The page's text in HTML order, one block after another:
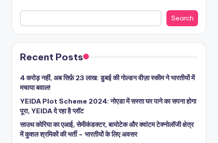
Search
Recent Posts
4 करोड़ नहीं, अब सिर्फ़ 23 लाख: डुबई की गोल्डन वीज़ा स्कीम ने भारतीयों में
मचाया बवाल!
YEIDA Plot Scheme 2024: नोएडा में सस्ता घर पाने का सपना होगा
पूरा, YEIDA दे रहा है प्लॉट
साउथ कोरिया का एआई, सेमीकंडक्टर, बायोटेक और क्वांटम टेक्नोलॉजी क्षेत्र
में कुशल श्रमिकों की भर्ती – भारतीयों के लिए अवसर